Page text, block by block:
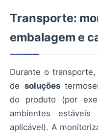
Transporte:
embalagem e
Durante o
de soluções
do produto (por
ambientes
aplicável). A